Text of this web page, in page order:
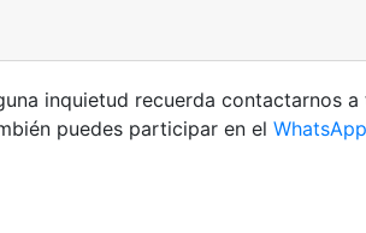
inquietud recuerda contactarnos
puedes participar en el WhatsApp